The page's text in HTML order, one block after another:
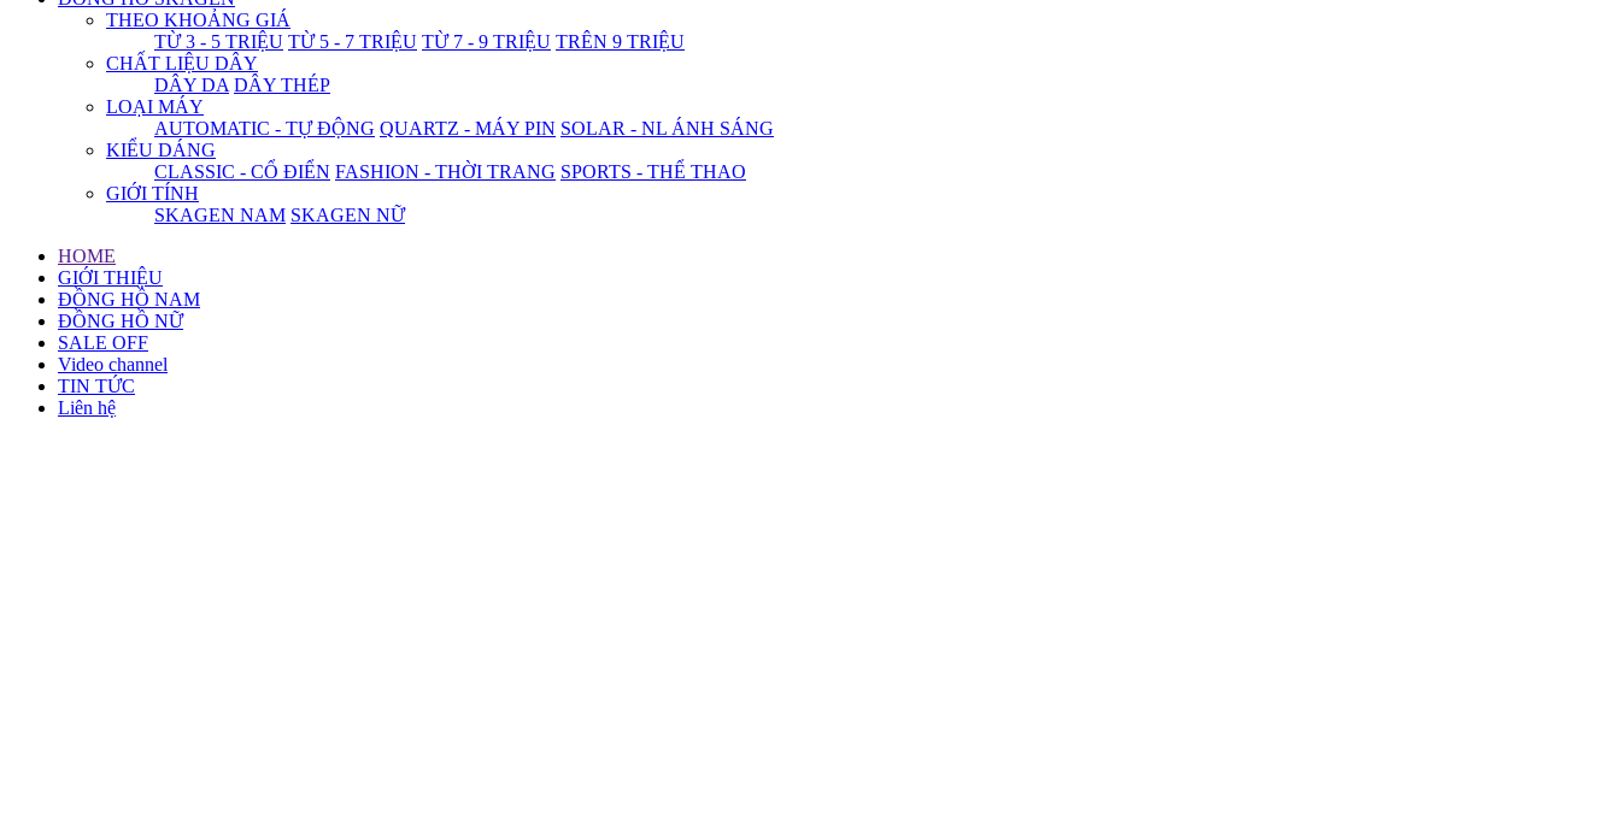
THEO KHOẢNG GIÁ
TỪ 3 - 5 TRIỆU TỪ 5 - 7 TRIỆU TỪ 7 - 9 TRIỆU TRÊN 9 TRIỆU
CHẤT LIỆU DÂY
DÂY DA DÂY THÉP
LOẠI MÁY
AUTOMATIC - TỰ ĐỘNG QUARTZ - MÁY PIN SOLAR - NL ÁNH SÁNG
KIỂU DÁNG
CLASSIC - CỔ ĐIỂN FASHION - THỜI TRANG SPORTS - THỂ THAO
GIỚI TÍNH
SKAGEN NAM SKAGEN NỮ
HOME
GIỚI THIỆU
ĐỒNG HỒ NAM
ĐỒNG HỒ NỮ
SALE OFF
Video channel
TIN TỨC
Liên hệ